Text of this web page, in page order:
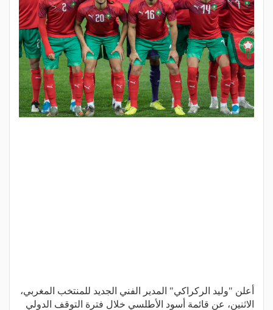
أعلن "وليد الركراكي" المدير الفني الجديد للمنتخب المغربي،
الاثنين، عن قائمة أسود الأطلسي خلال فترة التوقف الدولي